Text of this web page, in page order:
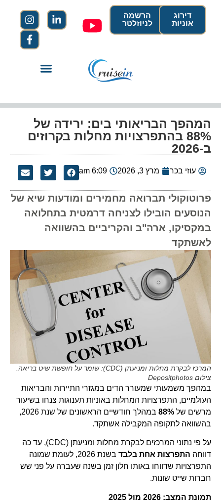
הרשמה
לניוזלטר
דירוג
אוניות
המהפך הבריאותי בים: ירידה של
88% בהתפרצויות מחלות בקרוזים
ב-2026
עוזי בכר מרץ 3, 2026 6:09 am
פרוטוקולי תברואה מחמירים ומודעות שיא של
הנוסעים הובילו לצניחה דרמטית בתחלואה
במקסיקו, ארה"ב והקריביים בהשוואה
לאשתקד
המרכז לבקרת מחלות ומניעתן (CDC): שומר על חופשת שיט בריאה.
צילום Depositphotos
במהפך משמעותי שמעורר הדים במגזרי התיירות והבריאות
העולמיים, התפרצויות המחלות באוניות תענוגות צנחו בשיעור
מרשים של 88%
במהלך חודשיים הראשונים של שנת 2026,
בהשוואה לתקופה המקבילה אשתקד.
על פי נתוני המרכזים לבקרת מחלות ומניעתן (CDC), עד כה
דווחה התפרצות אחת בלבד
בשנת 2026, לעומת שמונה
התפרצויות שדווחו באותו חלון זמן בשנה שעברה על פני שש
חברות שייט שונות.
תמונת המצב: 2026 מול 2025